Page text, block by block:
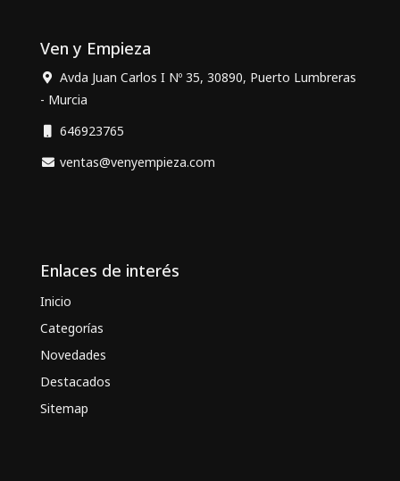
Ven y Empieza
Avda Juan Carlos I Nº 35, 30890, Puerto Lumbreras
- Murcia
646923765
ventas@venyempieza.com
Enlaces de interés
Inicio
Categorías
Novedades
Destacados
Sitemap